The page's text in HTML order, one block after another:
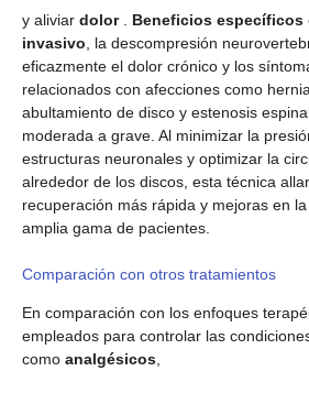
y aliviar dolor. Beneficios específicos
invasivo, la descompresión
eficazmente el dolor crónico y los
relacionados con afecciones como
abultamiento de disco y estenosis
moderada a grave. Al minimizar la
estructuras neuronales y optimizar la
alrededor de los discos, esta técnica
recuperación más rápida y mejoras en
amplia gama de pacientes.
Comparación con otros tratamientos
En comparación con los enfoques
empleados para controlar las
como analgésicos,